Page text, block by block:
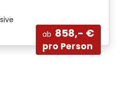
ab 858,- €
pro Person